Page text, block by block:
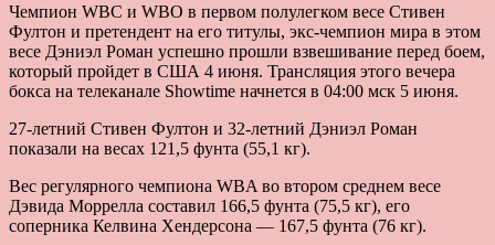
Чемпион WBC и WBO в первом полулегком весе Стивен
Фултон и претендент на его титулы, экс-чемпион мира в этом
весе Дэниэл Роман успешно прошли взвешивание перед боем,
который пройдет в США 4 июня. Трансляция этого вечера
бокса на телеканале Showtime начнется в 04:00 мск 5 июня.
27-летний Стивен Фултон и 32-летний Дэниэл Роман
показали на весах 121,5 фунта (55,1 кг).
Вес регулярного чемпиона WBA во втором среднем весе
Дэвида Моррелла составил 166,5 фунта (75,5 кг), его
соперника Келвина Хендерсона — 167,5 фунта (76 кг).